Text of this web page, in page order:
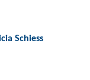
Schiess